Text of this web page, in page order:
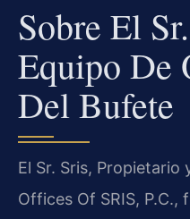
Sobre El
Equipo De
Del Bufete
El Sr. Sris, Propietario
Offices Of SRIS, P.C.,